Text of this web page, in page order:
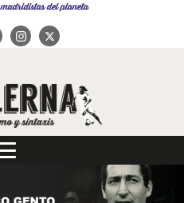
del planeta